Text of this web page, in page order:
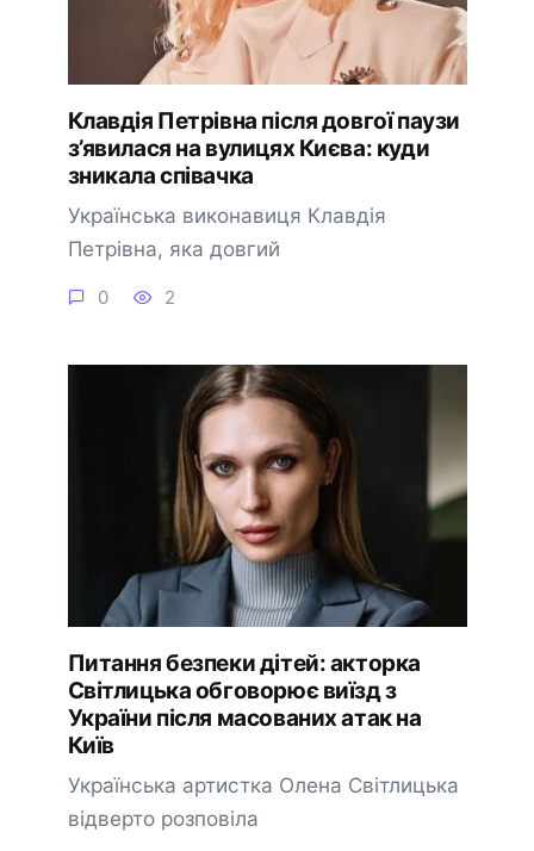
Клавдія Петрівна після довгої паузи
з’явилася на вулицях Києва: куди
зникала співачка
Українська виконавиця Клавдія
Петрівна, яка довгий
0 2
Питання безпеки дітей: акторка
Світлицька обговорює виїзд з
України після масованих атак на
Київ
Українська артистка Олена Світлицька
відверто розповіла